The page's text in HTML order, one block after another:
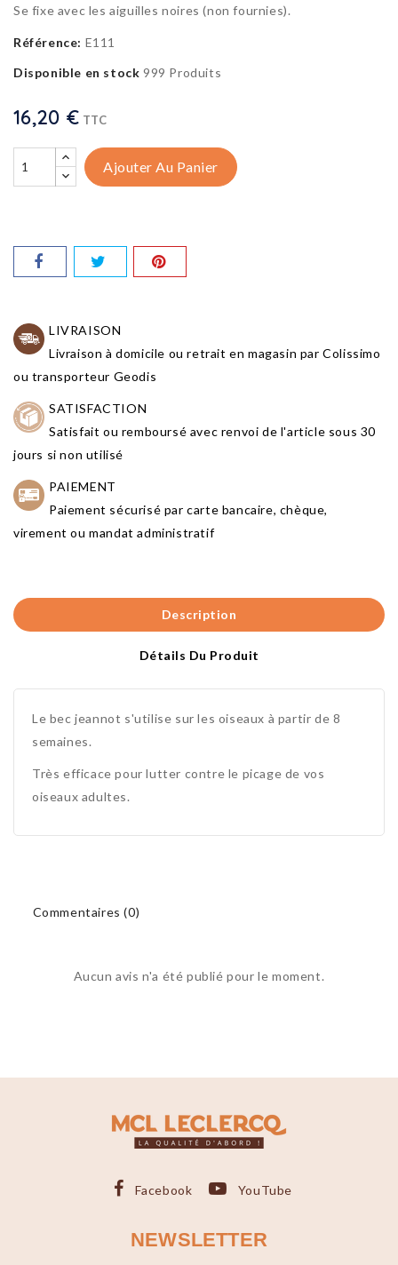
Se fixe avec les aiguilles noires (non fournies).
Référence: E111
Disponible en stock 999 Produits
16,20 € TTC
Ajouter Au Panier
LIVRAISON
Livraison à domicile ou retrait en magasin par Colissimo
ou transporteur Geodis
SATISFACTION
Satisfait ou remboursé avec renvoi de l'article sous 30
jours si non utilisé
PAIEMENT
Paiement sécurisé par carte bancaire, chèque,
virement ou mandat administratif
Description
Détails Du Produit
Le bec jeannot s'utilise sur les oiseaux à partir de 8
semaines.
Très efficace pour lutter contre le picage de vos
oiseaux adultes.
Commentaires (0)
Aucun avis n'a été publié pour le moment.
Facebook YouTube
NEWSLETTER